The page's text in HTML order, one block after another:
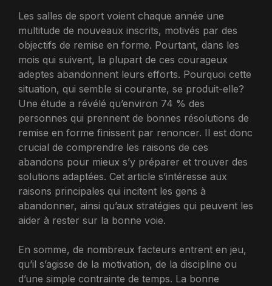
Les salles de sport voient chaque année une
multitude de nouveaux inscrits, motivés par des
objectifs de remise en forme. Pourtant, dans les
mois qui suivent, la plupart de ces courageux
adeptes abandonnent leurs efforts. Pourquoi cette
situation, qui semble si courante, se produit-elle?
Une étude a révélé qu’environ 74 % des
personnes qui prennent de bonnes résolutions de
remise en forme finissent par renoncer. Il est donc
crucial de comprendre les raisons de ces
abandons pour mieux s’y préparer et trouver des
solutions adaptées. Cet article s’intéresse aux
raisons principales qui incitent les gens à
abandonner, ainsi qu’aux stratégies qui peuvent les
aider à rester sur la bonne voie.
En somme, de nombreux facteurs entrent en jeu,
qu’il s’agisse de la motivation, de la discipline ou
d’une simple contrainte de temps. La bonne